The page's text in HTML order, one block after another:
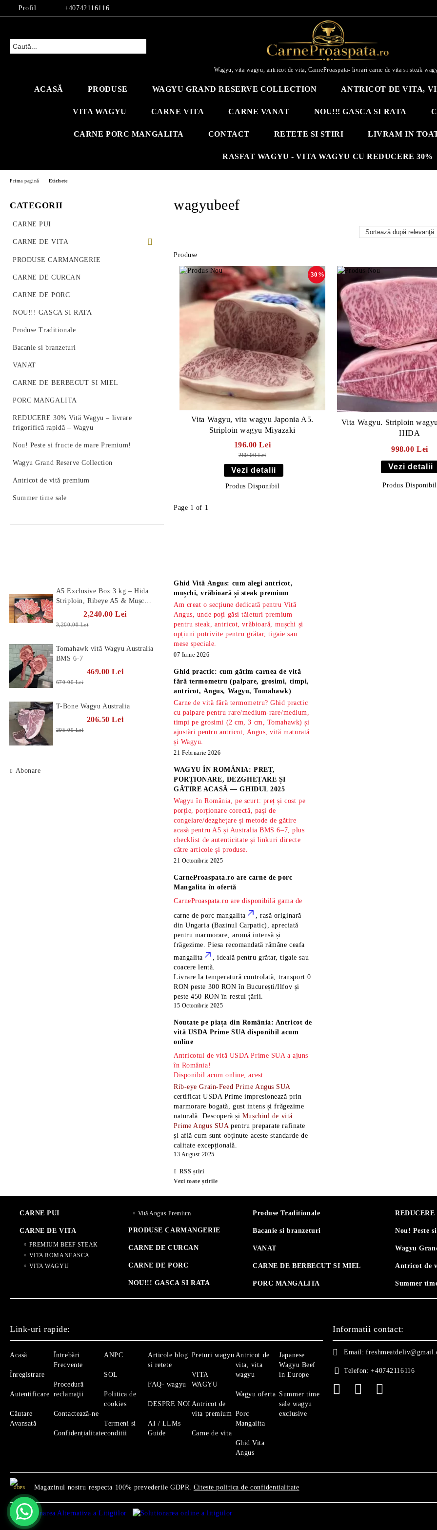
Profil +40742116116
Wagyu, vita wagyu, antricot de vita, CarneProaspata- livrari carne de vita si steak
ACASĂ PRODUSE WAGYU GRAND RESERVE COLLECTION ANTRICOT DE VITA,
VITA WAGYU CARNE VITA CARNE VANAT NOU!!! GASCA SI RATA
CARNE PORC MANGALITA CONTACT RETETE SI STIRI LIVRAM IN
RASFAT WAGYU - VITA WAGYU CU REDUCERE 30%
CATEGORII
CARNE PUI
CARNE DE VITA
PREMIUM BEEF STEAK
VITA ROMANEASCA
VITA WAGYU
Vită Angus Premium
PRODUSE CARMANGERIE
CARNE DE CURCAN
CARNE DE PORC
NOU!!! GASCA SI RATA
Produse Traditionale
Bacanie si branzeturi
VANAT
CARNE DE BERBECUT SI MIEL
PORC MANGALITA
REDUCERE 30% Vită Wagyu – livrare
frigorifică rapidă – Wagyu
Nou! Peste si fructe de mare Premium!
Wagyu Grand Reserve Collection
Antricot de vită premium
Summer time sale
Prima pagină Etichete
wagyubeef
Produse
Vita Wagyu, vita wagyu Japonia A5.
Striploin wagyu Miyazaki
-30%
196.00 Lei
280.00 Lei
Vezi detalii
Produs Disponibil
Vita Wagyu. Striploin
HIDA
998.00 Lei
Vezi detalii
Produs Disponibil
Page 1 of 1
A5 Exclusive Box 3 kg – Hida
Striploin, Ribeye A5 & Mușchi
2,240.00 Lei
3,200.00 Lei
Tomahawk vită Wagyu Australia
BMS 6-7
469.00 Lei
670.00 Lei
T-Bone Wagyu Australia
206.50 Lei
295.00 Lei
Abonare
Ghid Vită Angus: cum alegi antricot,
mușchi, vrăbioară și steak premium
Am creat o secțiune dedicată pentru Vită
Angus, unde poți găsi tăieturi premium
pentru steak, antricot, vrăbioară, mușchi și
opțiuni potrivite pentru grătar, tigaie sau
mese speciale.
07 Iunie 2026
Ghid practic: cum gătim carnea de vită
fără termometru (palpare, grosimi, timpi,
antricot, Angus, Wagyu, Tomahawk)
Carne de vită fără termometru? Ghid practic
cu palpare pentru rare/medium-rare/medium,
timpi pe grosimi (2 cm, 3 cm, Tomahawk) și
ajustări pentru antricot, Angus, vită maturată
și Wagyu.
21 Februarie 2026
WAGYU ÎN ROMÂNIA: PREȚ,
PORȚIONARE, DEZGHEȚARE ȘI
GĂTIRE ACASĂ — GHIDUL 2025
Wagyu în România, pe scurt: preț și cost pe
porție, porționare corectă, pași de
congelare/dezghețare și metode de gătire
acasă pentru A5 și Australia BMS 6–7, plus
checklist de autenticitate și linkuri directe
către articole și produse.
21 Octombrie 2025
CarneProaspata.ro arecarne de porc
Mangalita în ofertă
CarneProaspata.ro are disponibilă gama de
carne de porc mangalita
, rasă originară
din Ungaria (Bazinul Carpatic), apreciată
pentru marmorare, aromă intensă și
frăgezime. Piesa recomandată rămâneceafa
mangalita
, ideală pentru grătar, tigaie sau
coacere lentă.
Livrare la temperatură controlată; transport 0
RON peste 300 RON în București/Ilfov și
peste 450 RON în restul țării.
15 Octombrie 2025
Noutate pe piața din România: Antricot de
vită USDA Prime SUA disponibil acum
online
Antricotul de vită USDA Prime SUA a ajuns
în România!
Disponibil acum online, acest
Rib-eye Grain-Feed Prime Angus SUA
certificat USDA Prime impresionează prin
marmorare bogată, gust intens și frăgezime
naturală. Descoperă și Mușchiul de vită
Prime Angus SUA pentru preparate rafinate
și află cum sunt obținute aceste standarde de
calitate excepțională.
13 August 2025
RSS știri
Vezi toate știrile
CARNE PUI
CARNE DE VITA
PREMIUM BEEF STEAK
VITA ROMANEASCA
VITA WAGYU
Vită Angus Premium
PRODUSE CARMANGERIE
CARNE DE CURCAN
CARNE DE PORC
NOU!!! GASCA SI RATA
Produse Traditionale
Bacanie si branzeturi
VANAT
CARNE DE BERBECUT SI MIEL
PORC MANGALITA
Nou! Peste
Wagyu
Antricot de
Summer
Link-uri rapide:
Acasă
Înregistrare
Autentificare
Căutare
Avansată
Întrebări
Frecvente
Procedură
reclamaţii
Contactează-ne
Confidențialitate
ANPC
SOL
Politica de
cookies
Termeni si
conditii
Articole blog
si retete
FAQ- wagyu
DESPRE NOI
AI / LLMs
Guide
Preturi wagyu
VITA
WAGYU
Antricot de
vita premium
Carne de vita
Antricot de
vita, vita
wagyu
Wagyu oferta
Porc
Mangalita
Ghid Vita
Angus
Japanese
Wagyu Beef
in Europe
Summer time
sale wagyu
exclusive
Informatii contact:
Email:
Telefon: +40742116116
GDPR Magazinul nostru respecta 100% prevederile GDPR. Citeste politica de confidentialitate